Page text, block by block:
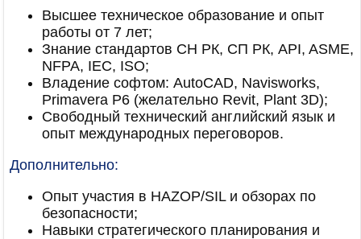
Высшее техническое образование и опыт
работы от 7 лет;
Знание стандартов СН РК, СП РК, API, ASME,
NFPA, IEC, ISO;
Владение софтом: AutoCAD, Navisworks,
Primavera P6 (желательно Revit, Plant 3D);
Свободный технический английский язык и
опыт международных переговоров.
Дополнительно:
Опыт участия в HAZOP/SIL и обзорах по
безопасности;
Навыки стратегического планирования и